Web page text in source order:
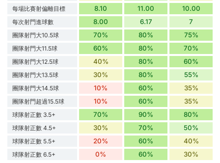
每場比賽射偏離目標 8.10 11.00 10.00
每次射門進球數 8.00 6.17 7
團隊射門大10.5球 70% 80% 75%
團隊射門大11.5球 60% 80% 70%
團隊射門大12.5球 40% 80% 60%
團隊射門大13.5球 30% 80% 55%
團隊射門大14.5球 10% 60% 35%
團隊射門超過15.5球 10% 60% 35%
球隊射正數 3.5+ 70% 90% 80%
球隊射正數 4.5+ 30% 70% 50%
球隊射正數 5.5+ 20% 60% 40%
球隊射正數 6.5+ 0% 60% 30%